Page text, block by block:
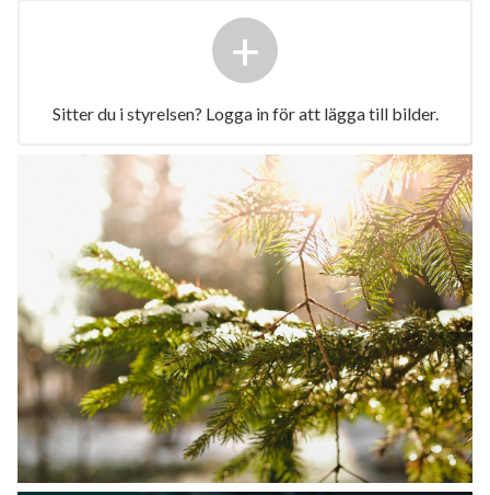
+
Sitter du i styrelsen? Logga in för att lägga till bilder.